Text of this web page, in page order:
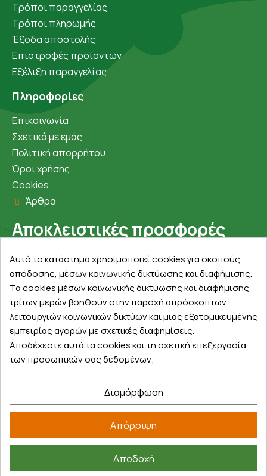
Τρόποι παραγγελίας
Τρόποι πληρωμής
Έξοδα αποστολής
Επιστροφές προϊοντων
Εξέλιξη παραγγελίας
Πληροφορίες
Επικοινωνία
Σχετικά με εμάς
Πολιτική απορρήτου
Όροι χρήσης
Cookies
Άρθρα
Αποκλειστικές προσφορές
Εγγραφείτε με το email σας για να ενημερώνεστε
πρώτοι για προσφορές, διαγωνισμούς, εκπτωτικούς
κωδικούς και μοναδικά δώρα!
Βρείτε μας στα social
©2026farmakeioexpress.gr
Αυτό το κατάστημα χρησιμοποιεί cookies για σκοπούς
απόδοσης, μέσων κοινωνικής δικτύωσης και διαφήμισης.
Τα cookies μέσων κοινωνικής δικτύωσης και διαφήμισης
τρίτων μερών βοηθούν στην παροχή απρόσκοπτων
λειτουργιών κοινωνικών δικτύων και μιας εξατομικευμένης
εμπειρίας αγορών με σχετικές διαφημίσεις.
Αποδέχεστε αυτά τα cookies και τη σχετική επεξεργασία
των προσωπικών σας δεδομένων;
Διαμόρφωση
Απόρριψη
Αποδοχή